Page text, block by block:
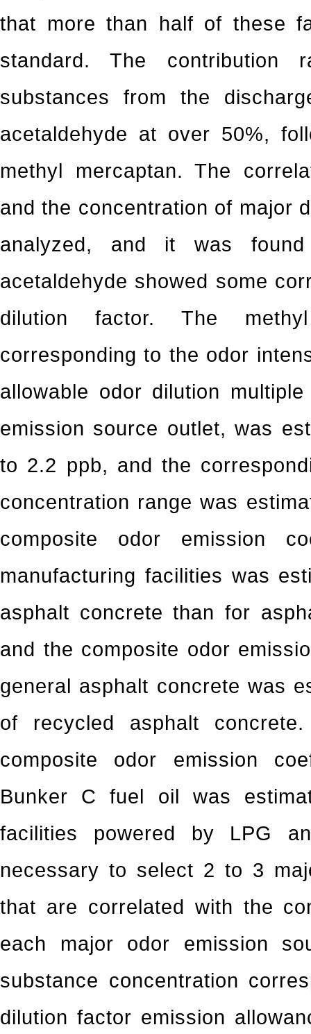
that more than half of these
standard. The contribution
substances from the
acetaldehyde at over 50%,
methyl mercaptan. The
and the concentration of major
analyzed, and it was
acetaldehyde showed some
dilution factor. The
corresponding to the odor
allowable odor dilution
emission source outlet, was
to 2.2 ppb, and the
concentration range was
composite odor emission
manufacturing facilities was
asphalt concrete than for
and the composite odor
general asphalt concrete was
of recycled asphalt
composite odor emission
Bunker C fuel oil was
facilities powered by LPG
necessary to select 2 to 3
that are correlated with the
each major odor emission
substance concentration
dilution factor emission